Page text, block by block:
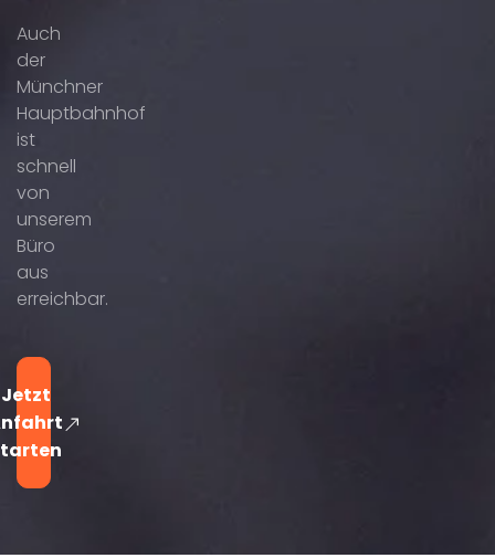
Auch
der
Münchner
Hauptbahnhof
ist
schnell
von
unserem
Büro
aus
erreichbar.
Jetzt